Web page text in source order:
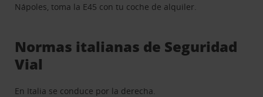
Nápoles, toma la E45 con tu coche de alquiler.
Normas italianas de Seguridad
Vial
En Italia se conduce por la derecha.